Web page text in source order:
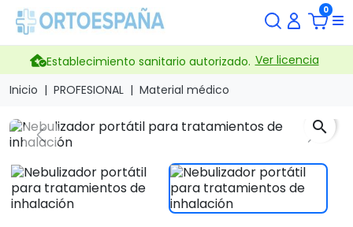
0
Establecimiento sanitario autorizado. Ver licencia
Inicio
PROFESIONAL Material médico
Previous Next
search